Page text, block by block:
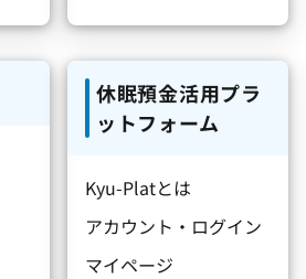
休眠預金活用プラ
ットフォーム
Kyu-Platとは
アカウント・ログイン
マイページ